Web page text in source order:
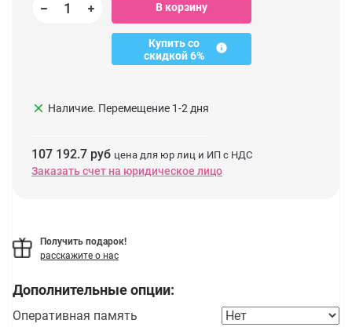
В корзину
Купить со
скидкой 6%
clear Наличие. Перемещение 1-2 дня
107 192.7 руб цена для юр лиц и ИП с НДС
Заказать счет на юридическое лицо
Получить подарок!
расскажите о нас
Дополнительные опции:
Оперативная память